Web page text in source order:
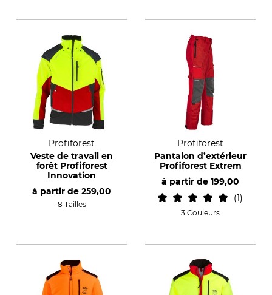
Profiforest
Veste de travail en
forêt Profiforest
Innovation
à partir de 259,00
8 Tailles
Profiforest
Pantalon d’extérieur
Profiforest Extrem
à partir de 199,00
1
3 Couleurs